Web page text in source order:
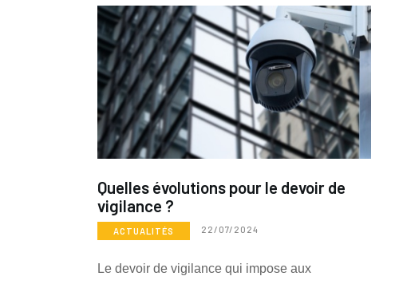
Quelles évolutions pour le devoir de
vigilance ?
ACTUALITÉS 22/07/2024
Le devoir de vigilance qui impose aux